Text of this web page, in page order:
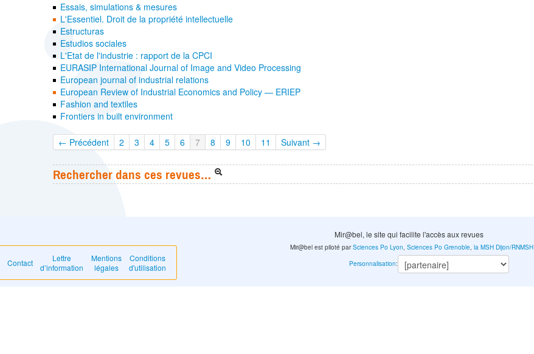
Essais, simulations & mesures
L'Essentiel. Droit de la propriété intellectuelle
Estructuras
Estudios sociales
L'Etat de l'industrie : rapport de la CPCI
EURASIP International Journal of Image and Video Processing
European journal of industrial relations
European Review of Industrial Economics and Policy — ERIEP
Fashion and textiles
Frontiers in built environment
← Précédent 2 3 4 5 6 7 8 9 10 11 Suivant →
Rechercher dans ces revues…
Mir@bel, le site qui facilite l'accès aux revues
Contact
Lettre
d’information
Mentions
légales
Conditions
d'utilisation
Mir@bel est piloté parSciences Po Lyon,Sciences Po Grenoble,la MSH Dijon/RNMSH
Personnalisation: